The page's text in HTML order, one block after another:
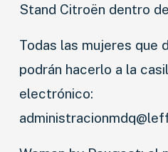
Stand Citroën dentro
Todas las mujeres que
podrán hacerlo a la
electrónico: